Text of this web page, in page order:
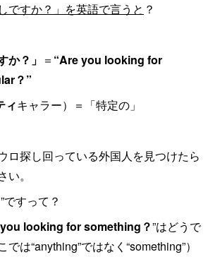
ですか？」を英語で言うと ？
か？」 ＝ “Are you looking for
？”
ィキャラー）＝「特定の」
ロ探し回っている外国人を見つけたら
。
ですって？
looking for something？”はどうで
は“anything”ではなく“something”）